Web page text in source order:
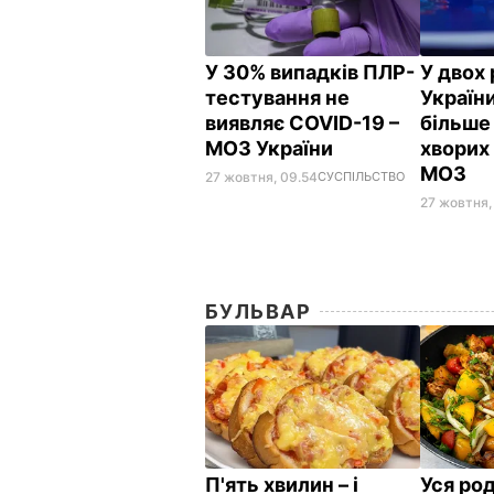
У 30% випадків ПЛР-
тестування не
виявляє COVID-19 –
МОЗ України
27 жовтня, 09.54СУСПІЛЬСТВО
У двох
хворих
МОЗ
27
БУЛЬВАР
П'ять хвилин – і
Уся